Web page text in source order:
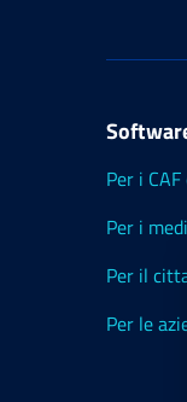
Per i
Per i
Per il
Per le